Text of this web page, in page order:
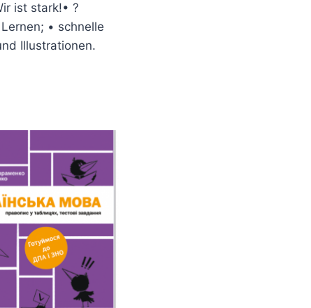
ist stark!• ?
• schnelle
Illustrationen.